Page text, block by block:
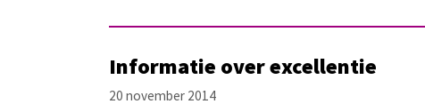
Informatie over excellentie
20 november 2014